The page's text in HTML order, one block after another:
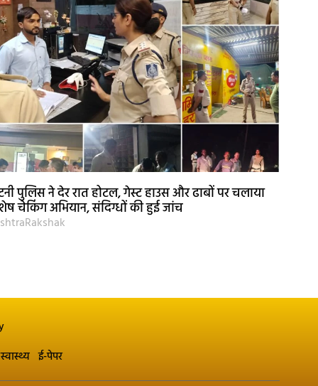
पुलिस ने देर रात होटल, गेस्ट हाउस और ढाबों पर चलाया
चेकिंग अभियान, संदिग्धों की हुई जांच
स्वास्थ्य ई-पेपर